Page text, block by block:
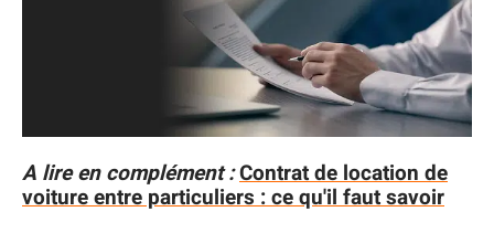
A lire en complément :Contrat de location de
voiture entre particuliers : ce qu'il faut savoir